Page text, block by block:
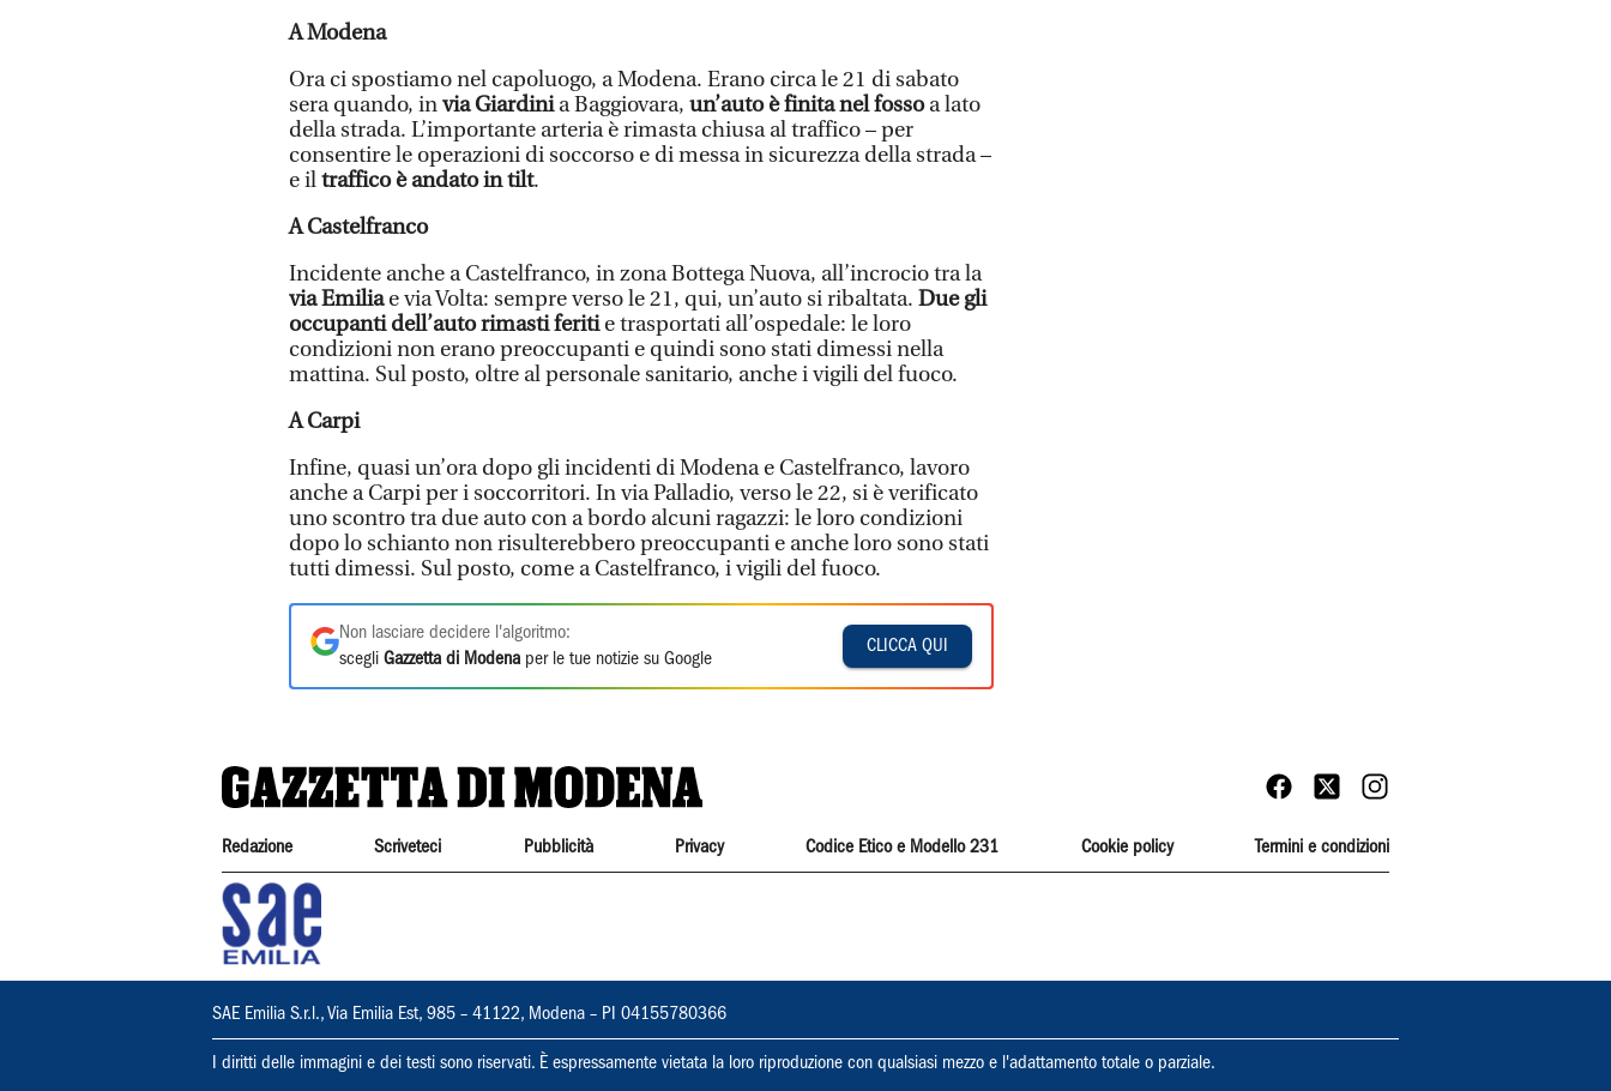
A Modena
Ora ci spostiamo nel capoluogo, a Modena. Erano circa le 21 di sabato
sera quando, invia Giardinia Baggiovara, un’auto è finita nel fossoa lato
della strada. L’importante arteria è rimasta chiusa al traffico – per
consentire le operazioni di soccorso e di messa in sicurezza della strada –
e iltraffico è andato in tilt.
A Castelfranco
Incidente anche a Castelfranco, in zona Bottega Nuova, all’incrocio tra la
via Emiliae via Volta: sempre verso le 21, qui, un’auto si ribaltata. Due gli
occupanti dell’auto rimasti feritie trasportati all’ospedale: le loro
condizioni non erano preoccupanti e quindi sono stati dimessi nella
mattina. Sul posto, oltre al personale sanitario, anche i vigili del fuoco.
A Carpi
Infine, quasi un’ora dopo gli incidenti di Modena e Castelfranco, lavoro
anche a Carpi per i soccorritori. In via Palladio, verso le 22, si è verificato
uno scontro tra due auto con a bordo alcuni ragazzi: le loro condizioni
dopo lo schianto non risulterebbero preoccupanti e anche loro sono stati
tutti dimessi. Sul posto, come a Castelfranco, i vigili del fuoco.
Non lasciare decidere l'algoritmo:
scegli Gazzetta di Modena per le tue notizie su Google
CLICCA QUI
Redazione Scriveteci Pubblicità Privacy Codice Etico e Modello 231 Cookie policy Termini e condizioni
SAE Emilia S.r.l., Via Emilia Est, 985 – 41122, Modena – PI 04155780366
I diritti delle immagini e dei testi sono riservati. È espressamente vietata la loro riproduzione con qualsiasi mezzo e l'adattamento totale o parziale.